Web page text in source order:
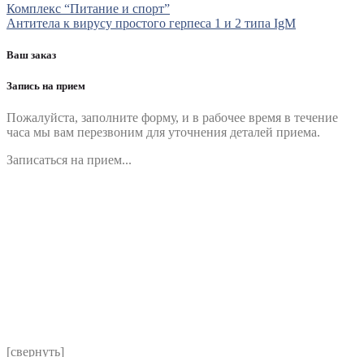
Комплекс “Питание и спорт”
Антитела к вирусу простого герпеса 1 и 2 типа IgM
Ваш заказ
Запись на прием
Пожалуйста, заполните форму, и в рабочее время в течение
часа мы вам перезвоним для уточнения деталей приема.
Записаться на прием...
[свернуть]